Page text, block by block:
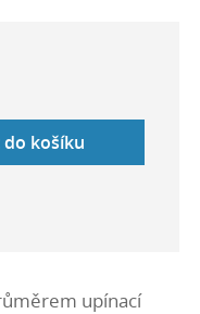
do košíku
upínací